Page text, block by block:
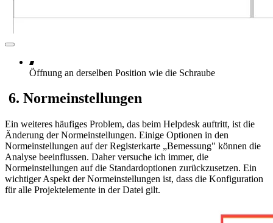
Öffnung an derselben Position wie die Schraube
6. Normeinstellungen
Ein weiteres häufiges Problem, das beim Helpdesk auftritt, ist die
Änderung der Normeinstellungen. Einige Optionen in den
Normeinstellungen auf der Registerkarte „Bemessung" können die
Analyse beeinflussen. Daher versuche ich immer, die
Normeinstellungen auf die Standardoptionen zurückzusetzen. Ein
wichtiger Aspekt der Normeinstellungen ist, dass die Konfiguration
für alle Projektelemente in der Datei gilt.